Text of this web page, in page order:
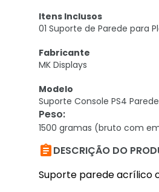
Itens Inclusos
01 Suporte de Parede para
Fabricante
MK Displays
Modelo
Suporte Console PS4
Peso:
1500 gramas (bruto com
DESCRIÇÃO DO
Suporte parede acrílico